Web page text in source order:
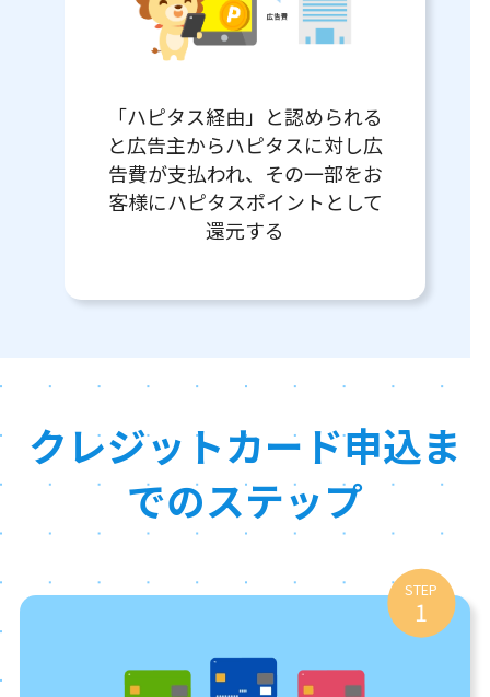
「ハピタス経由」と認められる
と広告主からハピタスに対し広
告費が支払われ、その一部をお
客様にハピタスポイントとして
還元する
クレジットカード申込ま
でのステップ
STEP
1